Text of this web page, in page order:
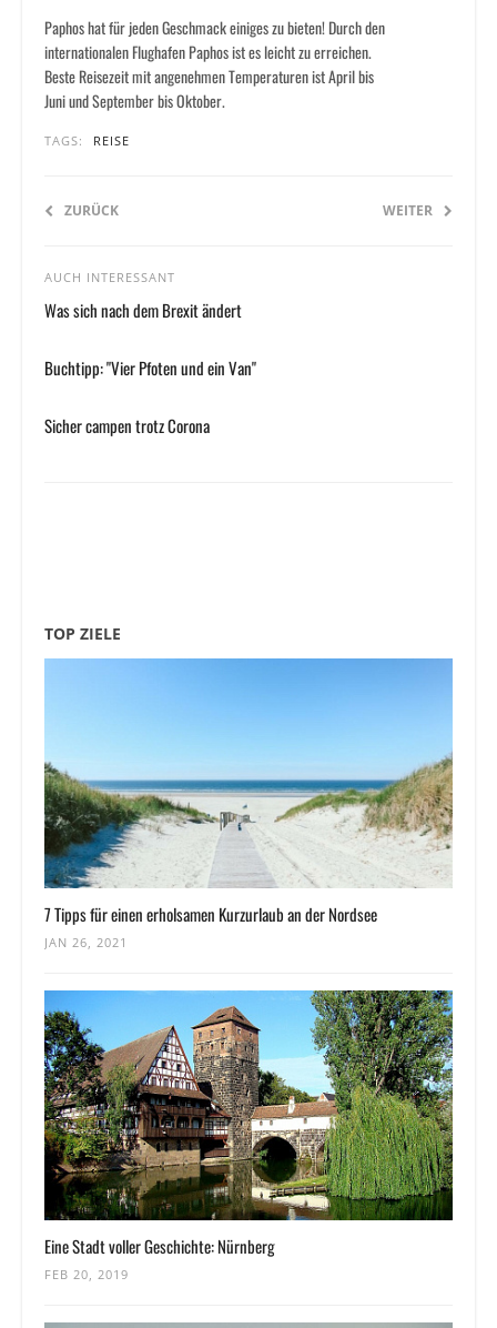
Paphos hat für jeden Geschmack einiges zu bieten! Durch den
internationalen Flughafen Paphos ist es leicht zu erreichen.
Beste Reisezeit mit angenehmen Temperaturen ist April bis
Juni und September bis Oktober.
TAGS: REISE
ZURÜCK WEITER
AUCH INTERESSANT
Was sich nach dem Brexit ändert
Buchtipp: "Vier Pfoten und ein Van"
Sicher campen trotz Corona
TOP ZIELE
7 Tipps für einen erholsamen Kurzurlaub an der Nordsee
JAN 26, 2021
Eine Stadt voller Geschichte: Nürnberg
FEB 20, 2019